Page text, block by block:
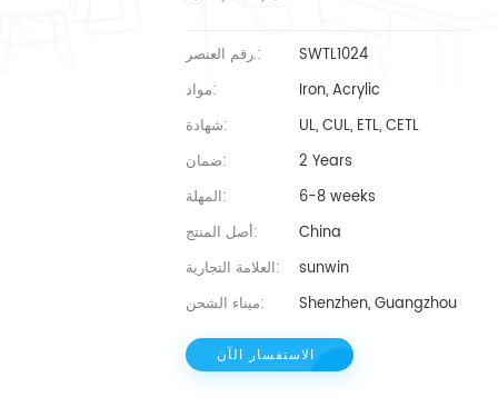
رقم العنصر.:
SWTL1024
مواد:
Iron, Acrylic
شهادة:
UL, CUL, ETL, CETL
ضمان:
2 Years
المهلة:
6-8 weeks
أصل المنتج:
China
العلامة التجارية:
sunwin
ميناء الشحن:
Shenzhen, Guangzhou
الاستفسار الآن